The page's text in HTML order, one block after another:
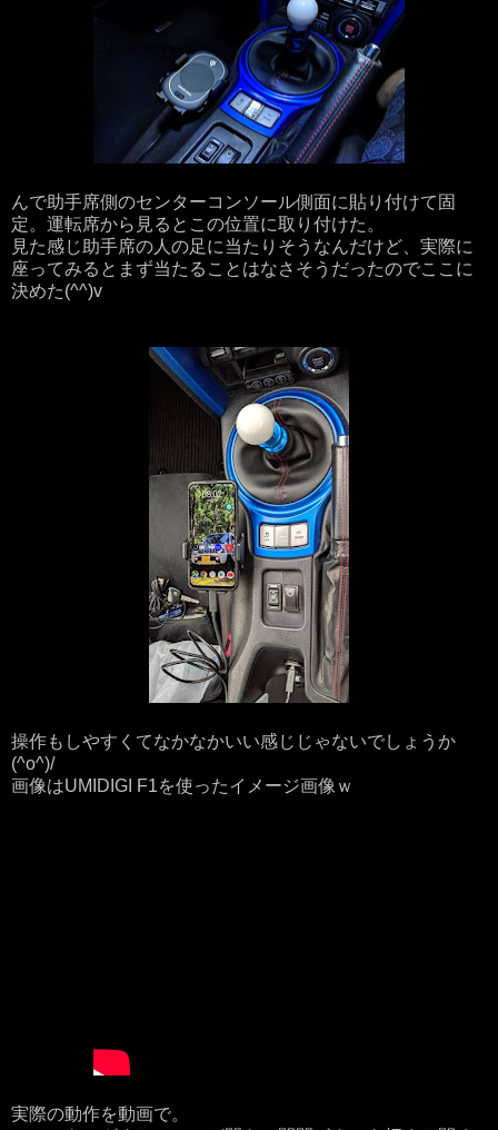
んで助手席側のセンターコンソール側面に貼り付けて固
定。運転席から見るとこの位置に取り付けた。
見た感じ助手席の人の足に当たりそうなんだけど、実際に
座ってみるとまず当たることはなさそうだったのでここに
決めた(^^)v
操作もしやすくてなかなかいい感じじゃないでしょうか
(^o^)/
画像はUMIDIGI F1を使ったイメージ画像ｗ
実際の動作を動画で。